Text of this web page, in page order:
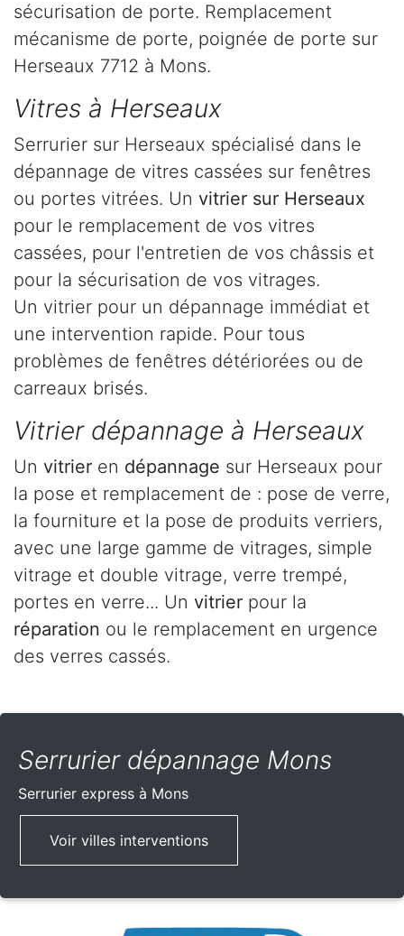
sécurisation de porte. Remplacement
mécanisme de porte, poignée de porte sur
Herseaux 7712 à Mons.
Vitres à Herseaux
Serrurier sur Herseaux spécialisé dans le
dépannage de vitres cassées sur fenêtres
ou portes vitrées. Un vitrier sur Herseaux
pour le remplacement de vos vitres
cassées, pour l'entretien de vos châssis et
pour la sécurisation de vos vitrages.
Un vitrier pour un dépannage immédiat et
une intervention rapide. Pour tous
problèmes de fenêtres détériorées ou de
carreaux brisés.
Vitrier dépannage à Herseaux
Un vitrier en dépannage sur Herseaux pour
la pose et remplacement de : pose de verre,
la fourniture et la pose de produits verriers,
avec une large gamme de vitrages, simple
vitrage et double vitrage, verre trempé,
portes en verre... Un vitrier pour la
réparation ou le remplacement en urgence
des verres cassés.
Serrurier dépannage Mons
Serrurier express à Mons
Voir villes interventions